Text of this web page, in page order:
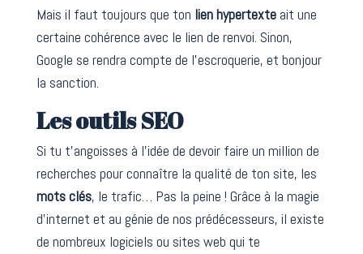
Mais il faut toujours que ton lien hypertexteait une
certaine cohérence avec le lien de renvoi. Sinon,
Google se rendra compte de l’escroquerie, et bonjour
la sanction.
Les outils SEO
Si tu t’angoisses à l’idée de devoir faire un million de
recherches pour connaître la qualité de ton site, les
mots clés, le trafic… Pas la peine ! Grâce à la magie
d’internet et au génie de nos prédécesseurs, il existe
de nombreux logiciels ou sites web qui te